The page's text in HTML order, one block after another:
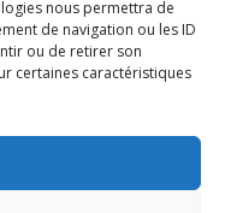
nous permettra de
de navigation ou les ID
ou de retirer son
certaines caractéristiques
Lorsqu’elles sont
la question de la